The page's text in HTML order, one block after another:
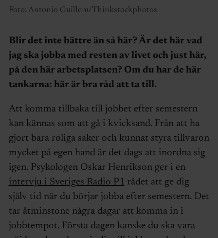
Foto: Antonio Guillem/Thinkstockphotos
Blir det inte bättre än så här? Är det här vad
jag ska jobba med resten av livet och just här,
på den här arbetsplatsen? Om du har de här
tankarna: här är bra råd att ta till.
Att komma tillbaka till jobbet efter semestern
kan kännas som att gå i kvicksand. Från att ha
gjort bara roliga saker och kunnat styra tillvaron
mycket på egen hand är det dags att inordna sig
igen. Psykologen Oskar Henrikson ger i en
intervju i Sveriges Radio P1 rådet att ge dig
själv tid när du börjar jobba efter semestern. Det
tar åtminstone några dagar att komma in i
jobbtempot. Första dagen kanske du ska vara